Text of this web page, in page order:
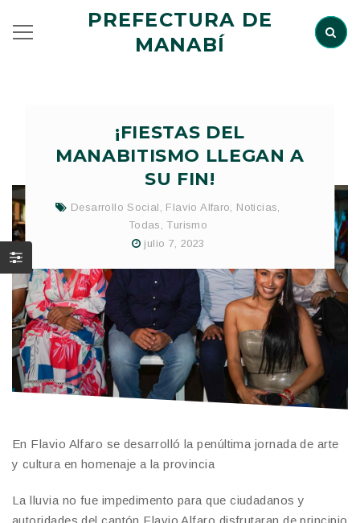
PREFECTURA DE
MANABÍ
¡FIESTAS DEL
MANABITISMO LLEGAN A
SU FIN!
Desarrollo Social , Flavio Alfaro, Noticias,
Todas , Turismo
julio 7, 2023
En Flavio Alfaro se desarrolló la penúltima jornada de arte
y cultura en homenaje a la provincia
La lluvia no fue impedimento para que ciudadanos y